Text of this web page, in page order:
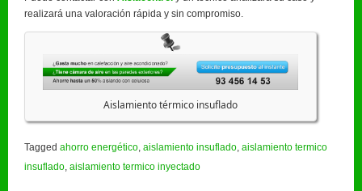
realizará una valoración rápida y sin compromiso.
Aislamiento térmico insuflado
Tagged ahorro energético, aislamiento insuflado, aislamiento termico
insuflado, aislamiento termico inyectado